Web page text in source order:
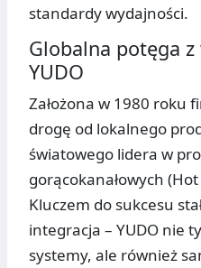
standardy wydajności.
Globalna potęga
YUDO
Założona w 1980 roku
drogę od lokalnego
światowego lidera w
gorącokanałowych
Kluczem do sukcesu
integracja – YUDO nie
systemy, ale również